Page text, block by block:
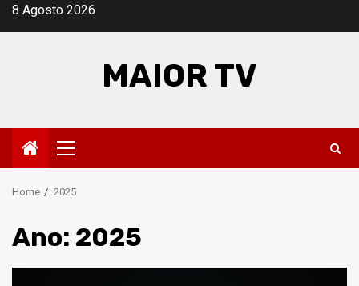
Skip8 Agosto 2026
MAIOR TV
Primary
Menu
Home 2025
Ano: 2025